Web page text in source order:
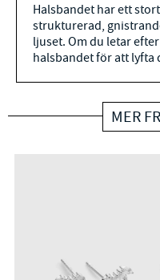
Halsbandet har ett
strukturerad,
ljuset. Om du letar
halsbandet för att lyfta
MER